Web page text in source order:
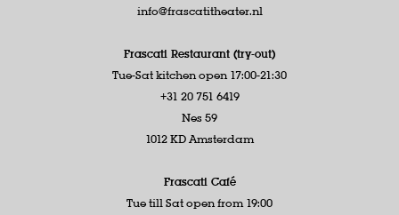
info@frascatitheater.nl
Frascati Restaurant (try-out)
Tue-Sat kitchen open 17:00-21:30
+31 20 751 6419
Nes 59
1012 KD Amsterdam
Frascati Café
Tue till Sat open from 19:00